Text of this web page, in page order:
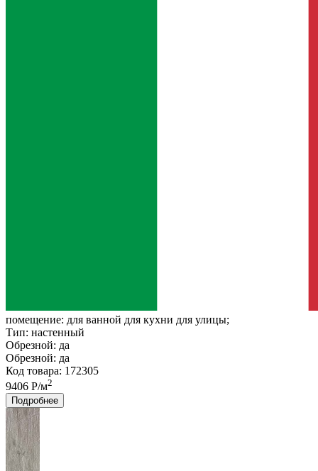
помещение: для ванной для кухни для улицы;
Тип: настенный
Обрезной: да
Обрезной: да
Код товара: 172305
9406 Р/м2
Подробнее